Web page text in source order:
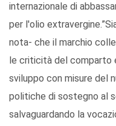
internazionale di
per l'olio
nota- che il marchio
le criticità del comparto
sviluppo con misure del
politiche di sostegno al
salvaguardando la